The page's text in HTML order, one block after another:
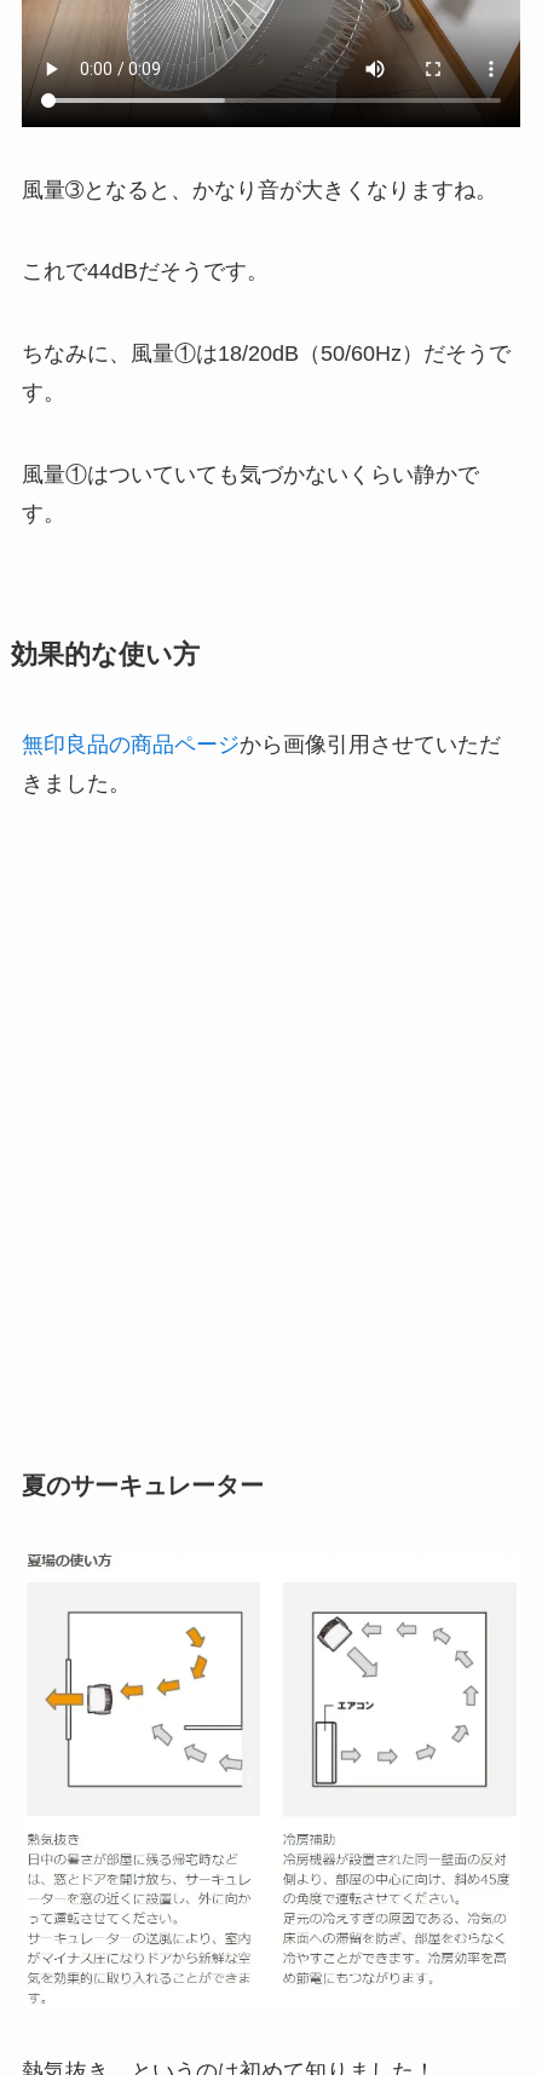
風量➂となると、かなり音が大きくなりますね。
これで44dBだそうです。
ちなみに、風量①は18/20dB（50/60Hz）だそうで
す。
風量①はついていても気づかないくらい静かで
す。
効果的な使い方
無印良品の商品ページから画像引用させていただ
きました。
夏のサーキュレーター